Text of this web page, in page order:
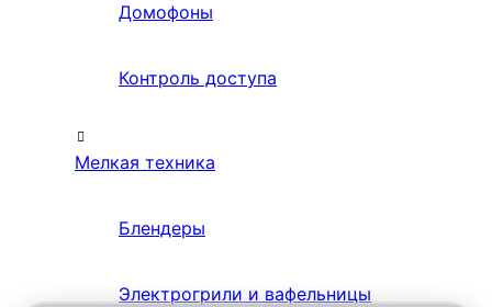
Домофоны
Контроль доступа
Мелкая техника
Блендеры
Электрогрили и вафельницы